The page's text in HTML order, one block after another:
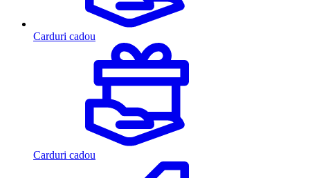
Carduri cadou
Carduri cadou